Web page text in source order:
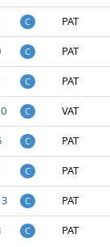
C PAT
C PAT
C PAT
C VAT
C PAT
C PAT
C PAT
C PAT